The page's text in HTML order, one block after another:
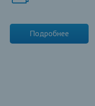
Подробнее